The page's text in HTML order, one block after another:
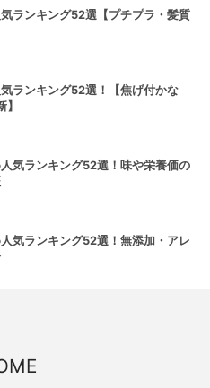
ランキング52選【プチプラ・髪質
ランキング52選！【焦げ付かな
気ランキング52選！味や栄養価の
気ランキング52選！無添加・アレ